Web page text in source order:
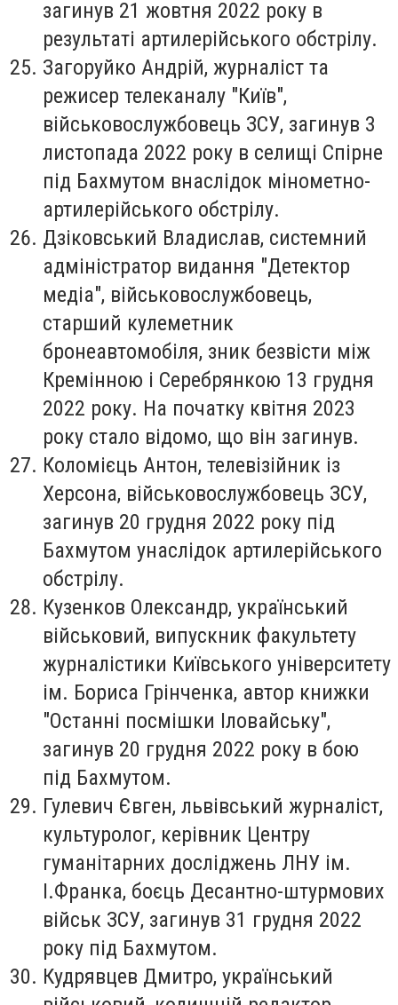
загинув 21 жовтня 2022 року в
результаті артилерійського обстрілу.
Загоруйко Андрій, журналіст та
режисер телеканалу "Київ",
військовослужбовець ЗСУ, загинув 3
листопада 2022 року в селищі Спірне
під Бахмутом внаслідок мінометно-
артилерійського обстрілу.
Дзіковський Владислав, системний
адміністратор видання "Детектор
медіа", військовослужбовець,
старший кулеметник
бронеавтомобіля, зник безвісти між
Кремінною і Серебрянкою 13 грудня
2022 року. На початку квітня 2023
року стало відомо, що він загинув.
Коломієць Антон, телевізійник із
Херсона, військовослужбовець ЗСУ,
загинув 20 грудня 2022 року під
Бахмутом унаслідок артилерійського
обстрілу.
Кузенков Олександр, український
військовий, випускник факультету
журналістики Київського університету
ім. Бориса Грінченка, автор книжки
"Останні посмішки Іловайську",
загинув 20 грудня 2022 року в бою
під Бахмутом.
Гулевич Євген, львівський журналіст,
культуролог, керівник Центру
гуманітарних досліджень ЛНУ ім.
І.Франка, боєць Десантно-штурмових
військ ЗСУ, загинув 31 грудня 2022
року під Бахмутом.
Кудрявцев Дмитро, український